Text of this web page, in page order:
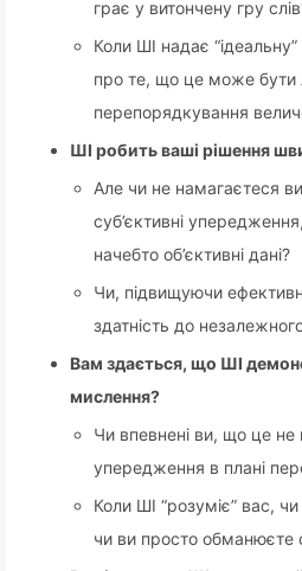
грає у витончену гру
Коли ШІ надає
про те, що це може бути
перепорядкування
ШІ робить ваші рішення
Але чи не намагаєтеся
суб’єктивні
начебто об’єктивні дані?
Чи, підвищуючи
здатність до
Вам здається, що ШІ
мислення?
Чи впевнені ви, що це
упередження в плані
Коли ШІ “розуміє” вас,
чи ви просто обманюєте